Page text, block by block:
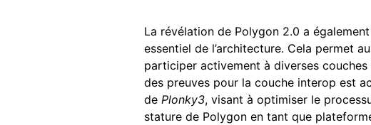
La révélation de Polygon 2.0 a
essentiel de l’architecture. Cela permet
participer activement à diverses couches
des preuves pour la couche interop est
de Plonky3, visant à optimiser le
stature de Polygon en tant que